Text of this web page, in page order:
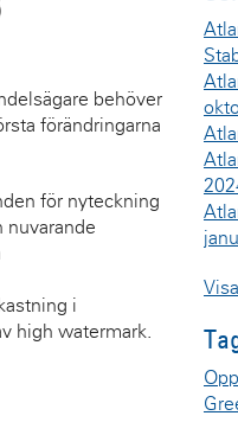
behöver
förändringarna
för nyteckning
i
high watermark.